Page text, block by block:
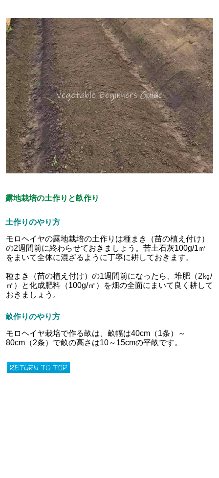
露地栽培の土作りと畝作り
土作りのやり方
モロヘイヤの露地栽培の土作りは種まき（苗の植え付け）
の2週間前に終わらせておきましょう。苦土石灰100g/1㎡
をまいて全体に混ざるように丁寧に耕しておきます。
種まき（苗の植え付け）の1週間前になったら、堆肥（2㎏/
㎡）と化成肥料（100g/㎡）を畑の全面にまいて良く耕して
おきましょう。
畝作りのやり方
モロヘイヤ栽培で作る畝は、畝幅は40cm（1条）～
80cm（2条）で畝の高さは10～15cmの平畝です。
のページの先頭へ